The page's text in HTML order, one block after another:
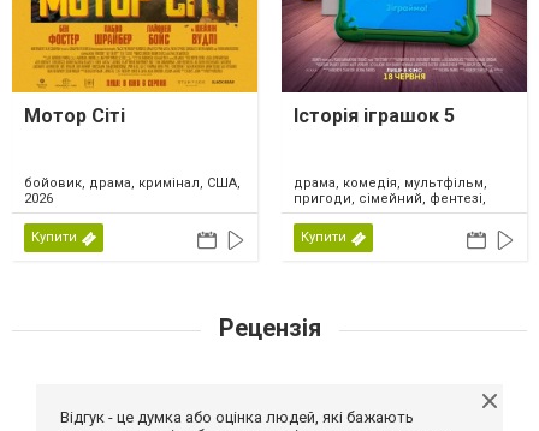
Мотор Сіті
бойовик, драма, кримінал, США,
2026
Купити
Історія іграшок 5
драма, комедія, мультфільм,
пригоди, сімейний, фентезі,
США, 2026
Купити
Рецензія
Відгук - це думка або оцінка людей, які бажають